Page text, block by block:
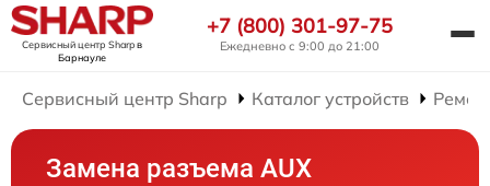
Сервисный центр Sharpв
Барнауле
+7 (800) 301-97-75
Ежедневно с 9:00 до 21:00
Сервисный центр Sharp Каталог устройств
Замена разъема AUX